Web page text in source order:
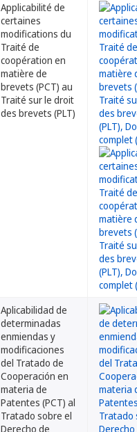
Applicabilité de
certaines
modifications du
Traité de
coopération en
matière de
brevets (PCT) au
Traité sur le droit
des brevets (PLT)
Aplicabilidad de
determinadas
enmiendas y
modificaciones
del Tratado de
Cooperación en
materia de
Patentes (PCT) al
Tratado sobre el
Derecho de